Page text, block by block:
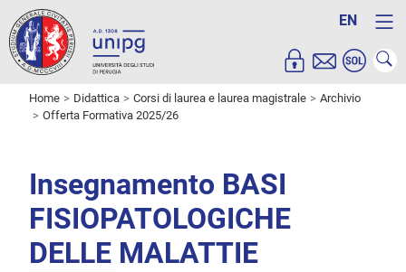
EN
Home Didattica Corsi di laurea e laurea magistrale
Archivio
Offerta Formativa 2025/26
Insegnamento BASI
FISIOPATOLOGICHE
DELLE MALATTIE